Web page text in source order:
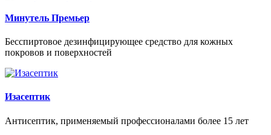
Минутель Премьер
Беcспиртовое дезинфицирующее средство для кожных
покровов и поверхностей
Изасептик
Антисептик, применяемый профессионалами более 15 лет